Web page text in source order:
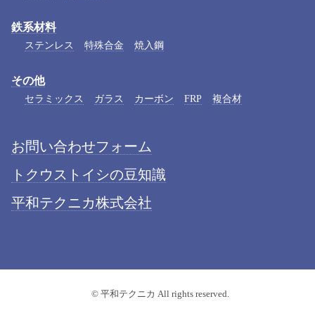
鉄系材料
ステンレス 特殊合金 焼入鋼
その他
セラミックス ガラス カーボン FRP 複合材
お問い合わせフォーム
トクウストイシの豆知識
平和テクニカ株式会社
© 平和テクニカ All rights reserved.